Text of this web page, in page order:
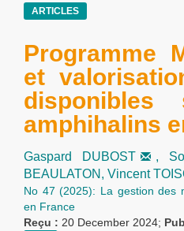
Sidebar
ARTICLES
Programme
et
amphihalins
Gaspard DUBOST ,
BEAULATON, Vincent
No 47 (2025): La gestion des
en France
Reçu : 20 December 2024;